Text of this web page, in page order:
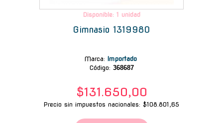
Disponible: 1 unidad
Gimnasio 1319980
Marca: Importado
Código: 368687
$131.650,00
Precio sin impuestos nacionales: $108.801,65